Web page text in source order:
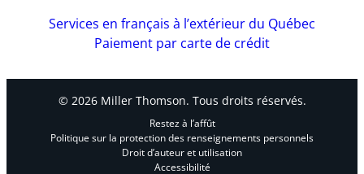
Services en français à l’extérieur du Québec
Paiement par carte de crédit
© 2026 Miller Thomson. Tous droits réservés.
Restez à l’affût
Politique sur la protection des renseignements personnels
Droit d’auteur et utilisation
Accessibilité